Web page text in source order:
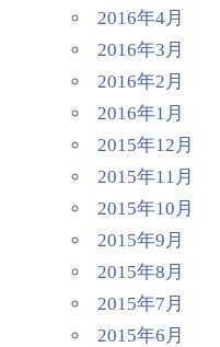
2016年4月
2016年3月
2016年2月
2016年1月
2015年12月
2015年11月
2015年10月
2015年9月
2015年8月
2015年7月
2015年6月